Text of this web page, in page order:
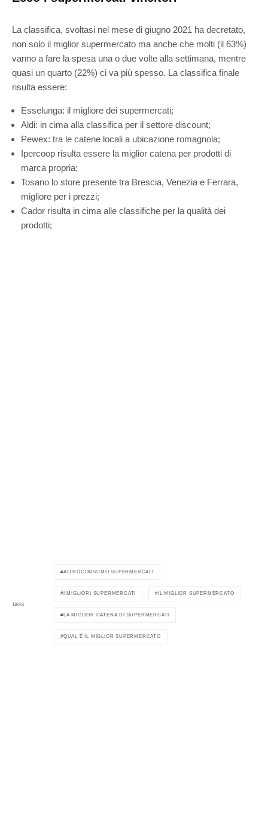
La classifica, svoltasi nel mese di giugno 2021 ha decretato,
non solo il miglior supermercato ma anche che molti (il 63%)
vanno a fare la spesa una o due volte alla settimana, mentre
quasi un quarto (22%) ci va più spesso. La classifica finale
risulta essere:
Esselunga: il migliore dei supermercati;
Aldi: in cima alla classifica per il settore discount;
Pewex: tra le catene locali a ubicazione romagnola;
Ipercoop risulta essere la miglior catena per prodotti di
marca propria;
Tosano lo store presente tra Brescia, Venezia e Ferrara,
migliore per i prezzi;
Cador risulta in cima alle classifiche per la qualità dei
prodotti;
TAGS
ALTROCONSUMO SUPERMERCATI
I MIGLIORI SUPERMERCATI IL MIGLIOR SUPERMERCATO
LA MIGLIOR CATENA DI SUPERMERCATI
QUAL'È IL MIGLIOR SUPERMERCATO